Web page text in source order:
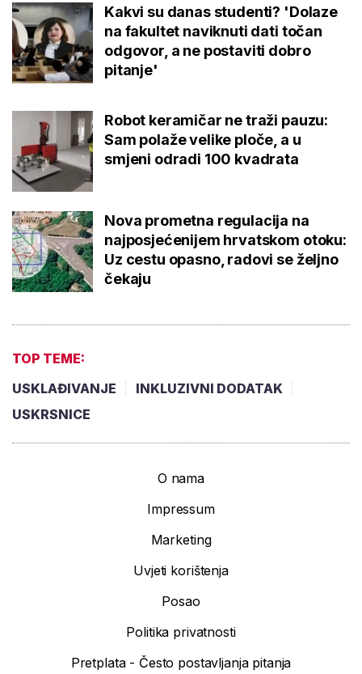
Kakvi su danas studenti? 'Dolaze
na fakultet naviknuti dati točan
odgovor, a ne postaviti dobro
pitanje'
Robot keramičar ne traži pauzu:
Sam polaže velike ploče, a u
smjeni odradi 100 kvadrata
Nova prometna regulacija na
najposjećenijem hrvatskom otoku:
Uz cestu opasno, radovi se željno
čekaju
TOP TEME:
USKLAĐIVANJE
INKLUZIVNI DODATAK
USKRSNICE
O nama
Impressum
Marketing
Uvjeti korištenja
Posao
Politika privatnosti
Pretplata - Često postavljanja pitanja